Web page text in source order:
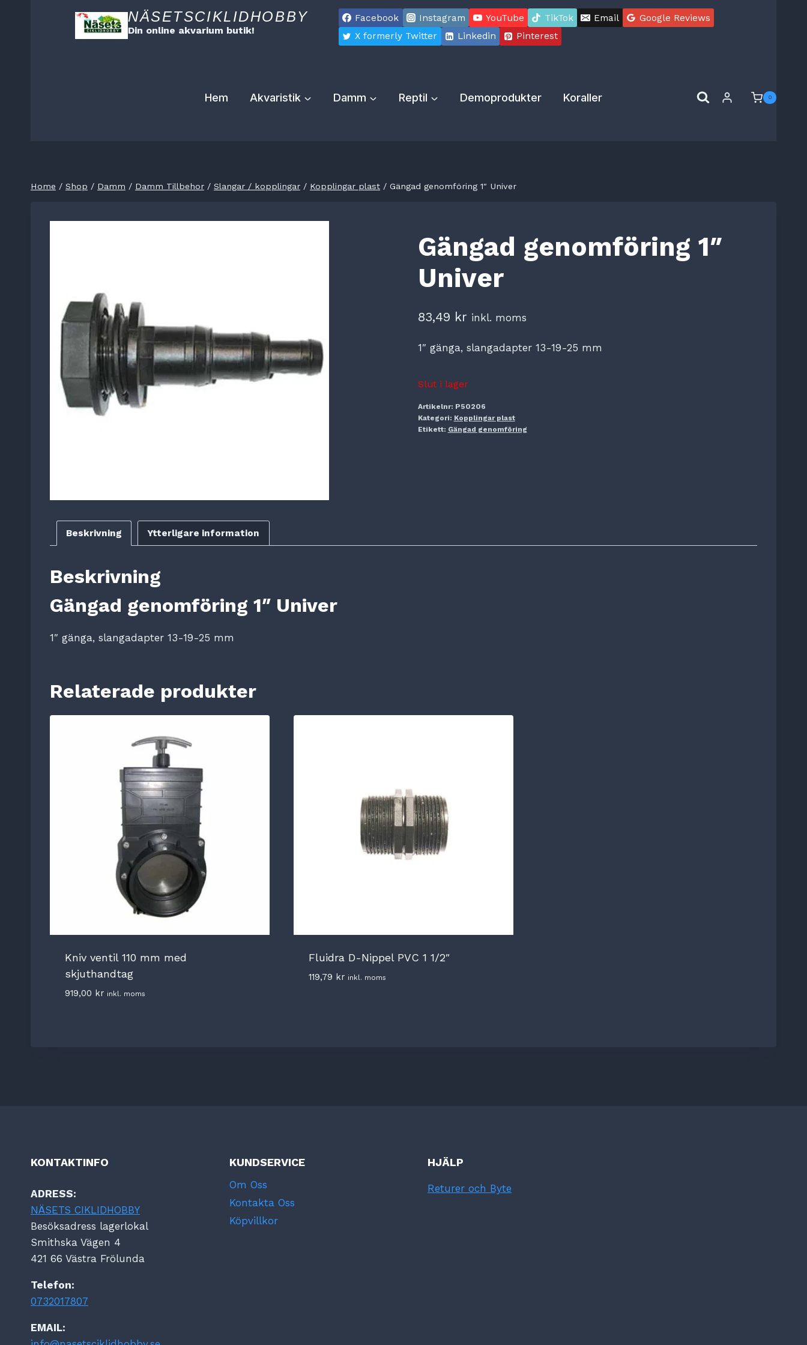
NÄSETSCIKLIDHOBBY
Din online akvarium butik!
Facebook Instagram YouTube TikTok Email
Google Reviews
X formerly Twitter
Linkedin Pinterest
Hem Akvaristik Damm Reptil Demoprodukter Koraller 0
Home / Shop / Damm / Damm Tillbehor / Slangar / kopplingar / Kopplingar plast / Gängad genomföring 1″ Univer
Gängad genomföring 1″
Univer
83,49 kr inkl. moms
1″ gänga, slangadapter 13-19-25 mm
Slut i lager
Artikelnr: P50206
Kategori: Kopplingar plast
Etikett: Gängad genomföring
Beskrivning Ytterligare information
Beskrivning
Gängad genomföring 1″ Univer
1″ gänga, slangadapter 13-19-25 mm
Relaterade produkter
Kniv ventil 110 mm med
skjuthandtag
919,00 kr inkl. moms
Fluidra D-Nippel PVC 1 1/2″
119,79 kr inkl. moms
KONTAKTINFO
ADRESS:
NÄSETS CIKLIDHOBBY
Besöksadress lagerlokal
Smithska Vägen 4
421 66 Västra Frölunda
Telefon:
0732017807
EMAIL:
KUNDSERVICE
Om Oss
Kontakta Oss
Köpvillkor
HJÄLP
Returer och Byte